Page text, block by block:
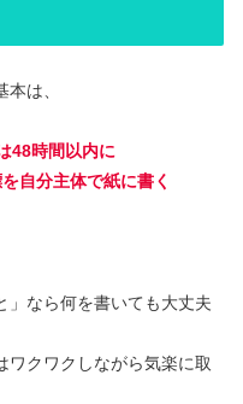
は、
48時間以内に
自分主体で紙に書く
」なら何を書いても大丈夫
ワクワクしながら気楽に取